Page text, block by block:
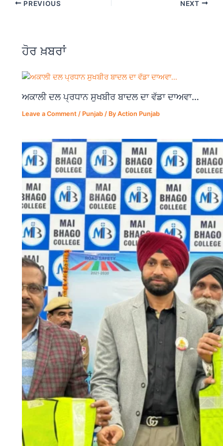
e
o
o
k
s
p
p
e
PREVIOUS NEXT
ਹੋਰ ਖ਼ਬਰਾਂ
ਅਕਾਲੀ ਦਲ ਪ੍ਰਧਾਨ ਸੁਖਬੀਰ ਬਾਦਲ ਦਾ ਵੱਡਾ ਦਾਅਵਾ…
Leave a Comment / Punjab / ByAction Punjab